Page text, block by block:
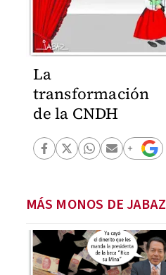
La
transformación
de la CNDH
MÁS MONOS DE JABAZ